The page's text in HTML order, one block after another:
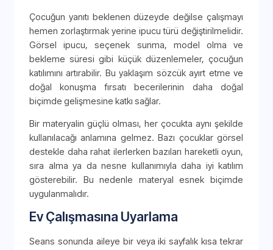
Çocuğun yanıtı beklenen düzeyde değilse çalışmayı
hemen zorlaştırmak yerine ipucu türü değiştirilmelidir.
Görsel ipucu, seçenek sunma, model olma ve
bekleme süresi gibi küçük düzenlemeler, çocuğun
katılımını artırabilir. Bu yaklaşım sözcük ayırt etme ve
doğal konuşma fırsatı becerilerinin daha doğal
biçimde gelişmesine katkı sağlar.
Bir materyalin güçlü olması, her çocukta aynı şekilde
kullanılacağı anlamına gelmez. Bazı çocuklar görsel
destekle daha rahat ilerlerken bazıları hareketli oyun,
sıra alma ya da nesne kullanımıyla daha iyi katılım
gösterebilir. Bu nedenle materyal esnek biçimde
uygulanmalıdır.
Ev Çalışmasına Uyarlama
Seans sonunda aileye bir veya iki sayfalık kısa tekrar